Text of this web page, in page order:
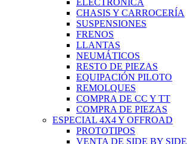
ELECTRÓNICA
CHASIS Y CARROCERÍA
SUSPENSIONES
FRENOS
LLANTAS
NEUMÁTICOS
RESTO DE PIEZAS
EQUIPACIÓN PILOTO
REMOLQUES
COMPRA DE CC Y TT
COMPRA DE PIEZAS
ESPECIAL 4X4 Y OFFROAD
PROTOTIPOS
VENTA DE SIDE BY SIDE